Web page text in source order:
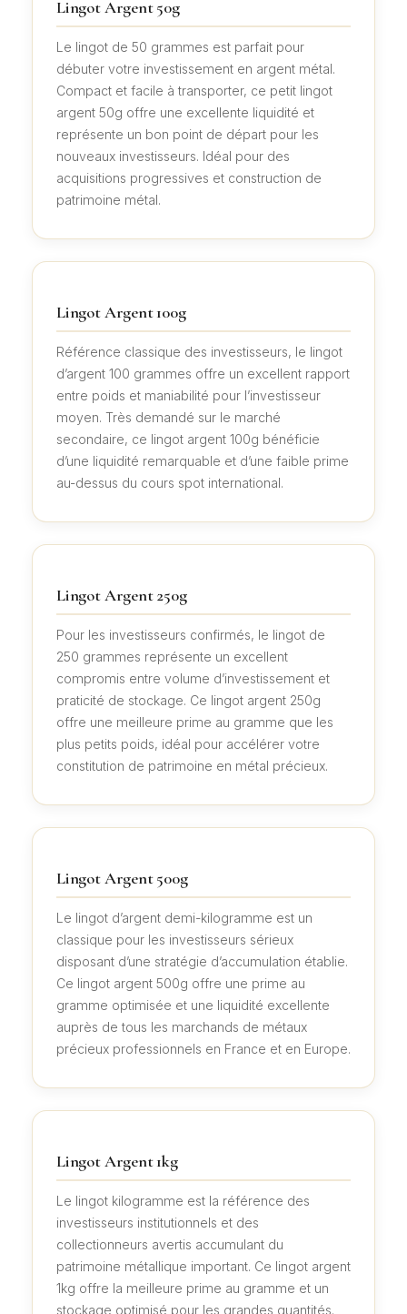
Lingot Argent 50g
Le lingot de 50 grammes est parfait pour
débuter votre investissement en argent métal.
Compact et facile à transporter, ce petit lingot
argent 50g offre une excellente liquidité et
représente un bon point de départ pour les
nouveaux investisseurs. Idéal pour des
acquisitions progressives et construction de
patrimoine métal.
Lingot Argent 100g
Référence classique des investisseurs, le lingot
d’argent 100 grammes offre un excellent rapport
entre poids et maniabilité pour l’investisseur
moyen. Très demandé sur le marché
secondaire, ce lingot argent 100g bénéficie
d’une liquidité remarquable et d’une faible prime
au-dessus du cours spot international.
Lingot Argent 250g
Pour les investisseurs confirmés, le lingot de
250 grammes représente un excellent
compromis entre volume d’investissement et
praticité de stockage. Ce lingot argent 250g
offre une meilleure prime au gramme que les
plus petits poids, idéal pour accélérer votre
constitution de patrimoine en métal précieux.
Lingot Argent 500g
Le lingot d’argent demi-kilogramme est un
classique pour les investisseurs sérieux
disposant d’une stratégie d’accumulation établie.
Ce lingot argent 500g offre une prime au
gramme optimisée et une liquidité excellente
auprès de tous les marchands de métaux
précieux professionnels en France et en Europe.
Lingot Argent 1kg
Le lingot kilogramme est la référence des
investisseurs institutionnels et des
collectionneurs avertis accumulant du
patrimoine métallique important. Ce lingot argent
1kg offre la meilleure prime au gramme et un
stockage optimisé pour les grandes quantités.